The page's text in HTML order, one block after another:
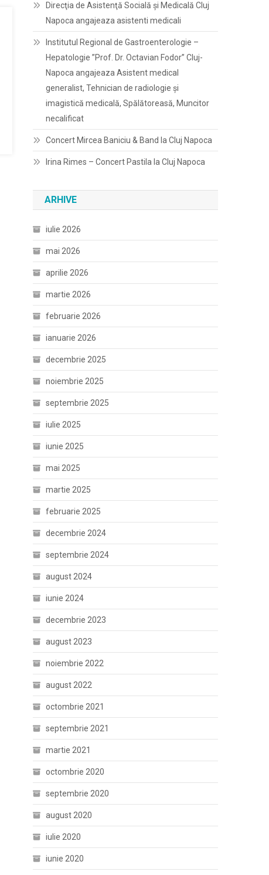
Direcţia de Asistenţă Socială şi Medicală Cluj
Napoca angajeaza asistenti medicali
Institutul Regional de Gastroenterologie –
Hepatologie ”Prof. Dr. Octavian Fodor” Cluj-
Napoca angajeaza Asistent medical
generalist, Tehnician de radiologie și
imagistică medicală, Spălătoreasă, Muncitor
necalificat
Concert Mircea Baniciu & Band la Cluj Napoca
Irina Rimes – Concert Pastila la Cluj Napoca
ARHIVE
iulie 2026
mai 2026
aprilie 2026
martie 2026
februarie 2026
ianuarie 2026
decembrie 2025
noiembrie 2025
septembrie 2025
iulie 2025
iunie 2025
mai 2025
martie 2025
februarie 2025
decembrie 2024
septembrie 2024
august 2024
iunie 2024
decembrie 2023
august 2023
noiembrie 2022
august 2022
octombrie 2021
septembrie 2021
martie 2021
octombrie 2020
septembrie 2020
august 2020
iulie 2020
iunie 2020